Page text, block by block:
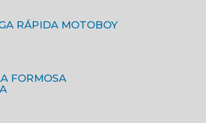
RÁPIDA MOTOBOY
FORMOSA